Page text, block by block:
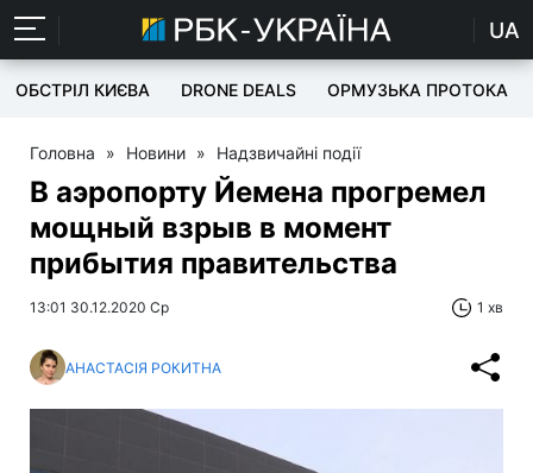
UA
ОБСТРІЛ КИЄВА DRONE DEALS ОРМУЗЬКА ПРОТОКА
Головна » Новини » Надзвичайні події
В аэропорту Йемена прогремел
мощный взрыв в момент
прибытия правительства
13:01 30.12.2020 Ср 1 хв
АНАСТАСІЯ РОКИТНА